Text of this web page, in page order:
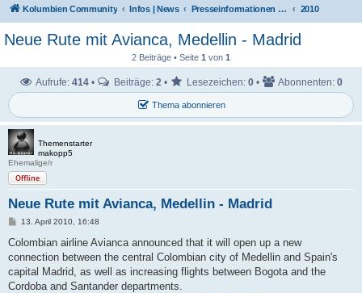
Kolumbien Community Infos | News Presseinformationen & Neuigkeiten 2010
Neue Rute mit Avianca, Medellin - Madrid
2 Beiträge • Seite 1 von 1
Thema abonnieren
Aufrufe: 414 • Beiträge: 2 • Lesezeichen: 0 • Abonnenten: 0
Themenstarter
makopp5
Ehemalige/r
Offline
Neue Rute mit Avianca, Medellin - Madrid
B
i
r
a
g
13. April 2010, 16:48
Colombian airline Avianca announced that it will open up a new
connection between the central Colombian city of Medellin and Spain's
capital Madrid, as well as increasing flights between Bogota and the
Cordoba and Santander departments.